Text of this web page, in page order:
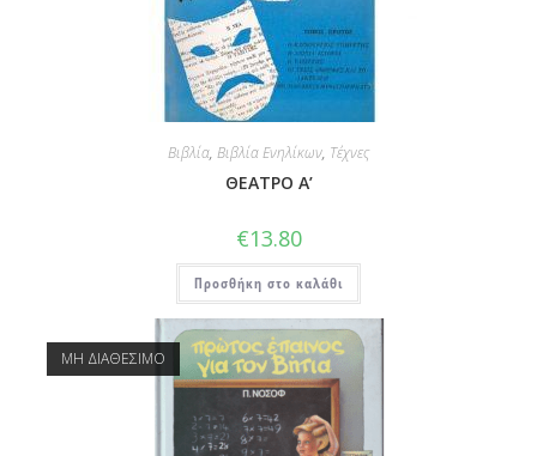
Βιβλία, Βιβλία Ενηλίκων, Τέχνες
ΘΕΑΤΡΟ Α’
€13.80
Προσθήκη στο καλάθι
ΜΗ ΔΙΑΘΕΣΙΜΟ